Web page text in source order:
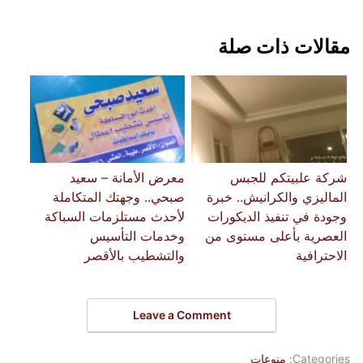
مقالات ذات صلة
شركة علبيتكم للجبس
الماليزي والكرانيش.. خبرة
وجودة في تنفيذ الديكورات
العصرية بأعلى مستوى من
الاحترافية
معرض الأمانة – سعيد
صبحي.. وجهتك المتكاملة
لأحدث مستلزمات السباكة
وخدمات التأسيس
والتشطيب بالأقصر
Leave a Comment
Categories: منوعات